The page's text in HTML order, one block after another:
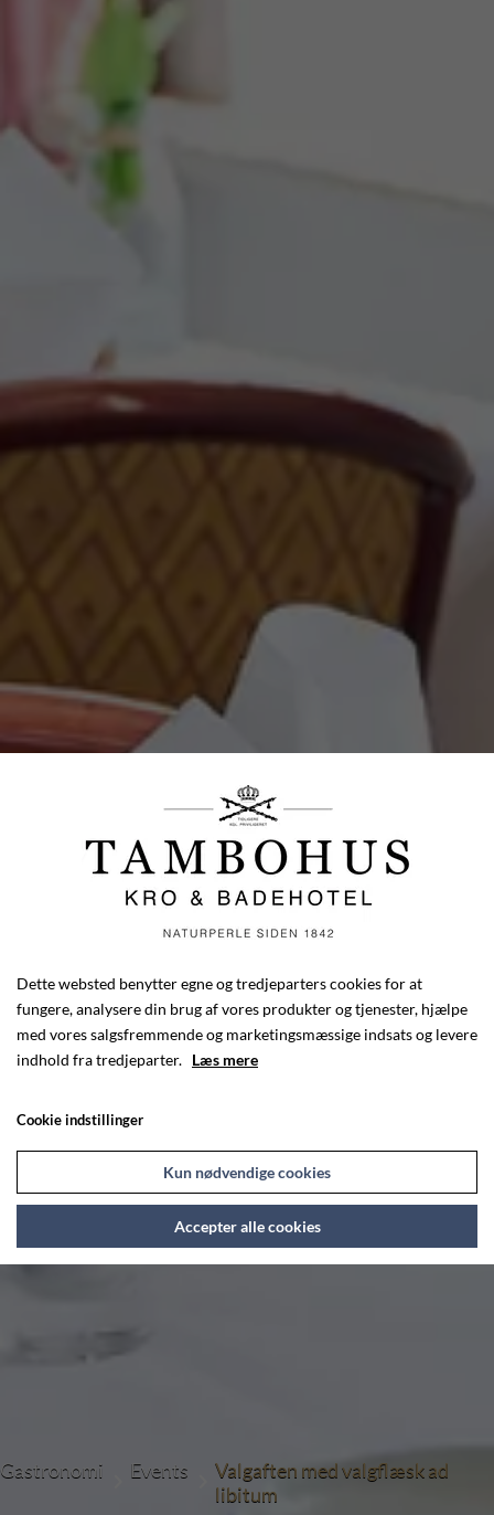
Gastronomi Events
Valgaften med valgflæsk ad
libitum
Dette websted benytter egne og tredjeparters cookies for at
fungere, analysere din brug af vores produkter og tjenester, hjælpe
med vores salgsfremmende og marketingsmæssige indsats og levere
indhold fra tredjeparter. Læs mere
Cookie indstillinger
Kun nødvendige cookies
Accepter alle cookies